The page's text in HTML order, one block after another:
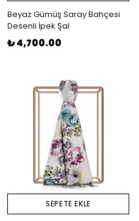
Beyaz Gümüş Saray Bahçesi
Desenli İpek Şal
₺ 4,700.00
SEPETE EKLE